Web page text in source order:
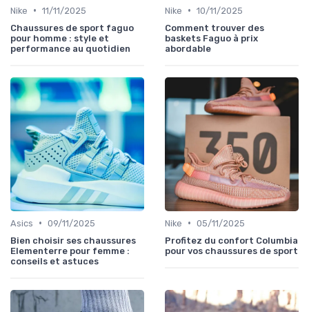
Nike • 11/11/2025
Chaussures de sport faguo
pour homme : style et
performance au quotidien
Nike • 10/11/2025
Comment trouver des
baskets Faguo à prix
abordable
Asics • 09/11/2025
Bien choisir ses chaussures
Elementerre pour femme :
conseils et astuces
Nike • 05/11/2025
Profitez du confort Columbia
pour vos chaussures de sport